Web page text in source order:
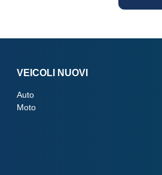
VEICOLI NUOVI
Auto
Moto